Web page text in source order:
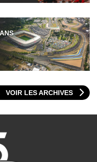
VOIR LES ARCHIVES